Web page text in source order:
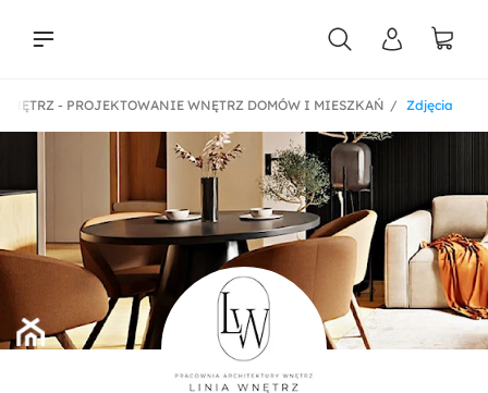
Zdjęcia
- PROJEKTOWANIE WNĘTRZ DOMÓW I MIESZKAŃ